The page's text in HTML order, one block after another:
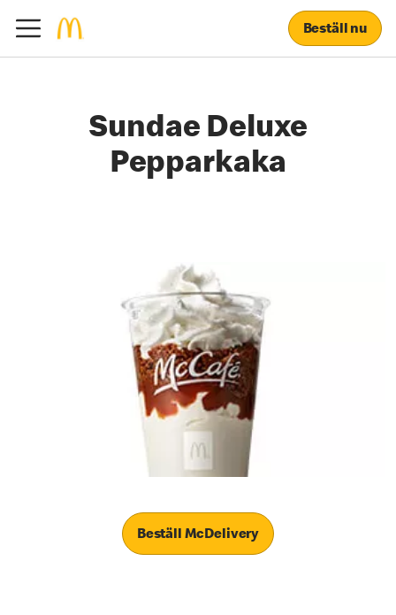
Beställ nu
Sundae Deluxe
Pepparkaka
Beställ McDelivery